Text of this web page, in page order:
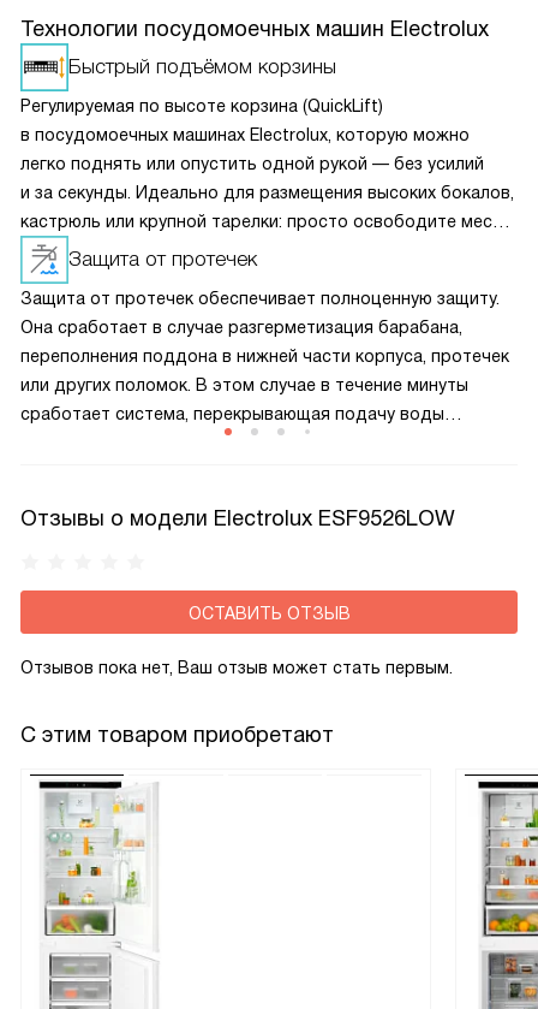
Технологии посудомоечных машин Electrolux
Быстрый подъёмом корзины
Регулируемая по высоте корзина (QuickLift)
в посудомоечных машинах Electrolux, которую можно
легко поднять или опустить одной рукой — без усилий
и за секунды. Идеально для размещения высоких бокалов,
кастрюль или крупной тарелки: просто освободите место
внизу. Защита от протечек
Защита от протечек обеспечивает полноценную защиту.
Она сработает в случае разгерметизация барабана,
переполнения поддона в нижней части корпуса, протечек
или других поломок. В этом случае в течение минуты
сработает система, перекрывающая подачу воды
Отзывы о модели Electrolux ESF9526LOW
ОСТАВИТЬ ОТЗЫВ
Отзывов пока нет, Ваш отзыв может стать первым.
С этим товаром приобретают